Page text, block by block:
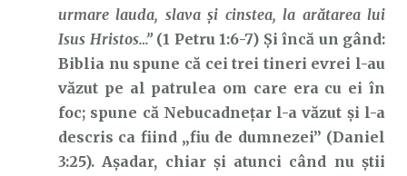
urmare lauda, slava şi cinstea, la arătarea lui
Isus Hristos…”(1 Petru 1:6-7) Și încă un gând:
Biblia nu spune că cei trei tineri evrei l-au
văzut pe al patrulea om care era cu ei în
foc; spune că Nebucadnețar l-a văzut și l-a
descris ca fiind „fiu de dumnezei” (Daniel
3:25). Așadar, chiar și atunci când nu știi